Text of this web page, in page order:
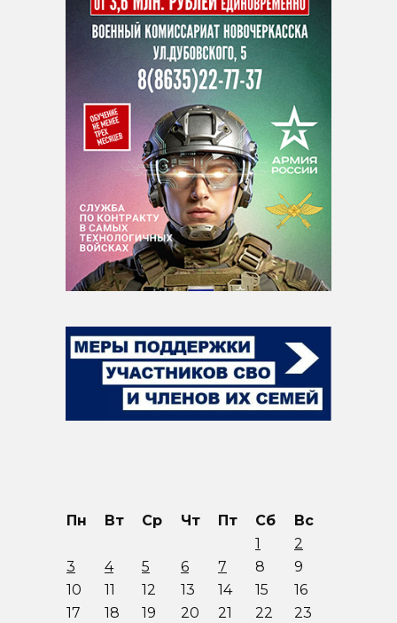
Пн Вт Ср Чт Пт Сб
Вс
1
2
3
4 5 6 7 8
9
10
11 12 13 14 15
16
17
18 19 20 21 22
23